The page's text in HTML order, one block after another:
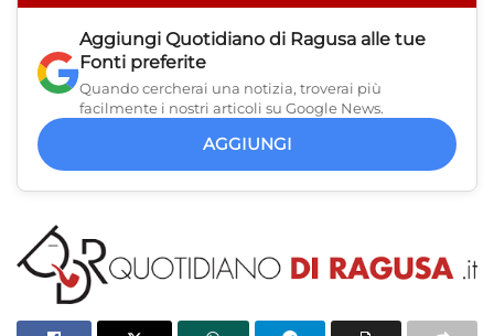
Aggiungi Quotidiano di Ragusa alle tue
Fonti preferite
Quando cercherai una notizia, troverai più
facilmente i nostri articoli su Google News.
AGGIUNGI